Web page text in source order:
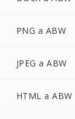
PNG a ABW
JPEG a ABW
HTML a ABW